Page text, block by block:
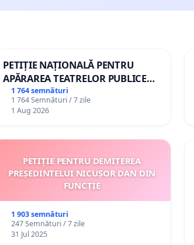
PETIȚIE NAȚIONALĂ PENTRU
APĂRAREA TEATRELOR PUBLICE
DE REPERTORIU DIN ROMÂNIA
1 764 semnături
1 764 Semnături / 7 zile
1 Aug 2026
PETIȚIE PENTRU DEMITEREA
PREȘEDINTELUI NICUȘOR DAN DIN
FUNCȚIE
1 903 semnături
247 Semnături / 7 zile
31 Jul 2025